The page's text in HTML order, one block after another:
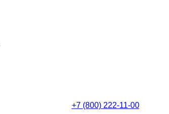
+7 (800) 222-11-00